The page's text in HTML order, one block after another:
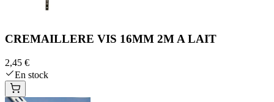
CREMAILLERE VIS 16MM 2M A LAIT
2,45 €
En stock